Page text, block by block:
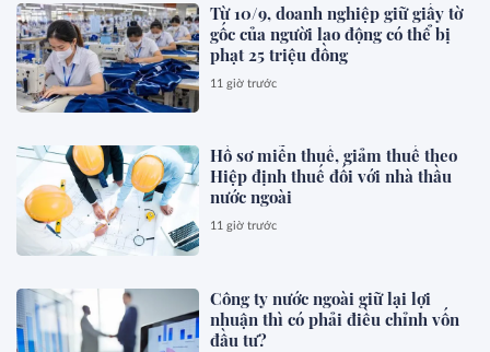
Từ 10/9, doanh nghiệp giữ giấy tờ
gốc của người lao động có thể bị
phạt 25 triệu đồng
11 giờ trước
Hồ sơ miễn thuế, giảm thuế theo
Hiệp định thuế đối với nhà thầu
nước ngoài
11 giờ trước
Công ty nước ngoài giữ lại lợi
nhuận thì có phải điều chỉnh vốn
đầu tư?